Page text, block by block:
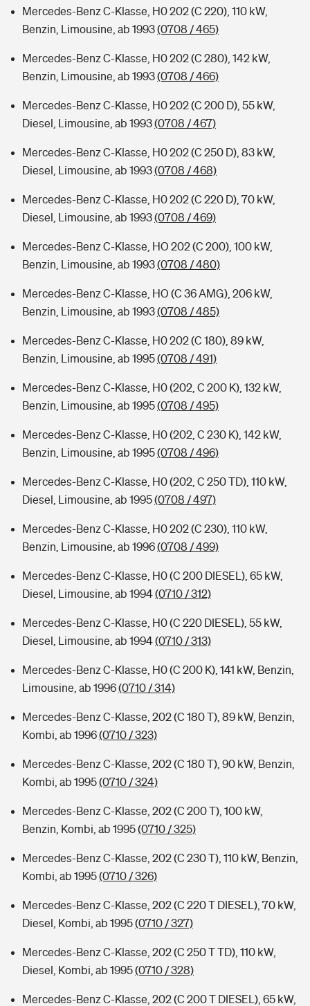
Tools
Kinderunfall-Check: Mehr Sicherheit für deine Kids
Typklassen: So ist Ihr Auto eingestuft
Sie haben Fragen?
Mercedes-Benz C-Klasse, H0 202 (C 220), 110 kW,
Benzin, Limousine, ab 1993(0708 / 465)
Mercedes-Benz C-Klasse, H0 202 (C 280), 142 kW,
Benzin, Limousine, ab 1993(0708 / 466)
Mercedes-Benz C-Klasse, H0 202 (C 200 D), 55 kW,
Diesel, Limousine, ab 1993(0708 / 467)
Mercedes-Benz C-Klasse, H0 202 (C 250 D), 83 kW,
Diesel, Limousine, ab 1993(0708 / 468)
Mercedes-Benz C-Klasse, H0 202 (C 220 D), 70 kW,
Diesel, Limousine, ab 1993(0708 / 469)
Mercedes-Benz C-Klasse, HO 202 (C 200), 100 kW,
Benzin, Limousine, ab 1993(0708 / 480)
Mercedes-Benz C-Klasse, HO (C 36 AMG), 206 kW,
Benzin, Limousine, ab 1993(0708 / 485)
Mercedes-Benz C-Klasse, H0 202 (C 180), 89 kW,
Benzin, Limousine, ab 1995(0708 / 491)
Mercedes-Benz C-Klasse, H0 (202, C 200 K), 132 kW,
Benzin, Limousine, ab 1995(0708 / 495)
Mercedes-Benz C-Klasse, H0 (202, C 230 K), 142 kW,
Benzin, Limousine, ab 1995(0708 / 496)
Mercedes-Benz C-Klasse, H0 (202, C 250 TD), 110 kW,
Diesel, Limousine, ab 1995(0708 / 497)
Mercedes-Benz C-Klasse, H0 202 (C 230), 110 kW,
Benzin, Limousine, ab 1996(0708 / 499)
Mercedes-Benz C-Klasse, H0 (C 200 DIESEL), 65 kW,
Diesel, Limousine, ab 1994(0710 / 312)
Mercedes-Benz C-Klasse, H0 (C 220 DIESEL), 55 kW,
Diesel, Limousine, ab 1994(0710 / 313)
Mercedes-Benz C-Klasse, H0 (C 200 K), 141 kW, Benzin,
Limousine, ab 1996(0710 / 314)
Mercedes-Benz C-Klasse, 202 (C 180 T), 89 kW, Benzin,
Kombi, ab 1996(0710 / 323)
Mercedes-Benz C-Klasse, 202 (C 180 T), 90 kW, Benzin,
Kombi, ab 1995(0710 / 324)
Mercedes-Benz C-Klasse, 202 (C 200 T), 100 kW,
Benzin, Kombi, ab 1995(0710 / 325)
Mercedes-Benz C-Klasse, 202 (C 230 T), 110 kW, Benzin,
Kombi, ab 1995(0710 / 326)
Mercedes-Benz C-Klasse, 202 (C 220 T DIESEL), 70 kW,
Diesel, Kombi, ab 1995(0710 / 327)
Mercedes-Benz C-Klasse, 202 (C 250 T TD), 110 kW,
Diesel, Kombi, ab 1995(0710 / 328)
Mercedes-Benz C-Klasse, 202 (C 200 T DIESEL), 65 kW,